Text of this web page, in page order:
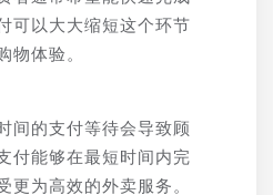
可以大大缩短这个环节
物体验。
间的支付等待会导致顾
付能够在最短时间内完
更为高效的外卖服务。